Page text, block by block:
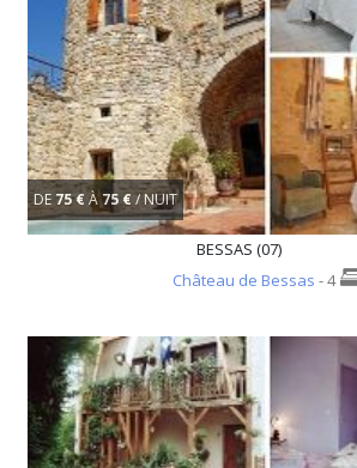
DE 75 € À75 € / NUIT
BESSAS (07)
Château de Bessas - 4